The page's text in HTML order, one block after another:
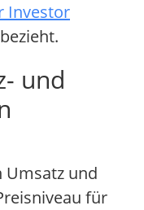
Investor
bezieht.
und
Umsatz und
für